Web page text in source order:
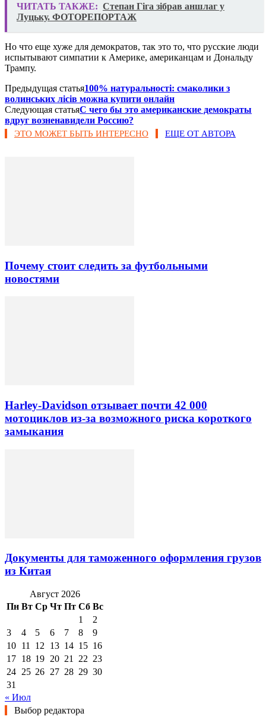
ЧИТАТЬ ТАКЖЕ: Степан Гіга зібрав аншлаг у
Луцьку. ФОТОРЕПОРТАЖ
Но что еще хуже для демократов, так это то, что русские люди
испытывают симпатии к Америке, американцам и Дональду
Трампу.
Предыдущая статья100% натуральності: смаколики з
волинських лісів можна купити онлайн
Следующая статьяС чего бы это американские демократы
вдруг возненавидели Россию?
ЭТО МОЖЕТ БЫТЬ ИНТЕРЕСНО ЕЩЕ ОТ АВТОРА
Почему стоит следить за футбольными
новостями
Harley-Davidson отзывает почти 42 000
мотоциклов из-за возможного риска короткого
замыкания
Документы для таможенного оформления грузов
из Китая
Август 2026
Пн Вт Ср Чт Пт Сб Вс
1
2
3
4 5 6 7 8
9
10 11 12 13 14 15 16
17 18 19 20 21 22 23
24 25 26 27 28 29 30
31
« Июл
Выбор редактора